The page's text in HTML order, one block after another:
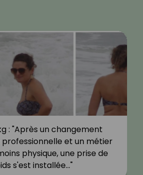
: "Après un changement
et un métier
physique, une prise de
s'est installée…"